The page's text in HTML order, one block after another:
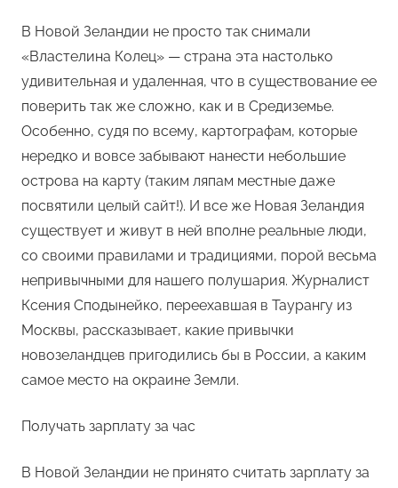
В Новой Зеландии не просто так снимали
«Властелина Колец» — страна эта настолько
удивительная и удаленная, что в существование ее
поверить так же сложно, как и в Средиземье.
Особенно, судя по всему, картографам, которые
нередко и вовсе забывают нанести небольшие
острова на карту (таким ляпам местные даже
посвятили целый сайт!). И все же Новая Зеландия
существует и живут в ней вполне реальные люди,
со своими правилами и традициями, порой весьма
непривычными для нашего полушария. Журналист
Ксения Сподынейко, переехавшая в Таурангу из
Москвы, рассказывает, какие привычки
новозеландцев пригодились бы в России, а каким
самое место на окраине Земли.
Получать зарплату за час
В Новой Зеландии не принято считать зарплату за